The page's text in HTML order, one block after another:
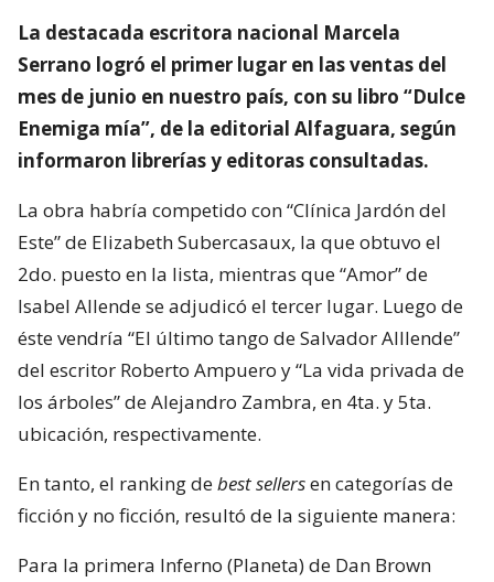
La destacada escritora nacional Marcela
Serrano logró el primer lugar en las ventas del
mes de junio en nuestro país, con su libro “Dulce
Enemiga mía”, de la editorial Alfaguara, según
informaron librerías y editoras consultadas.
La obra habría competido con “Clínica Jardón del
Este” de Elizabeth Subercasaux, la que obtuvo el
2do. puesto en la lista, mientras que “Amor” de
Isabel Allende se adjudicó el tercer lugar. Luego de
éste vendría “El último tango de Salvador Alllende”
del escritor Roberto Ampuero y “La vida privada de
los árboles” de Alejandro Zambra, en 4ta. y 5ta.
ubicación, respectivamente.
En tanto, el ranking debest sellersen categorías de
ficción y no ficción, resultó de la siguiente manera:
Para la primera Inferno (Planeta) de Dan Brown